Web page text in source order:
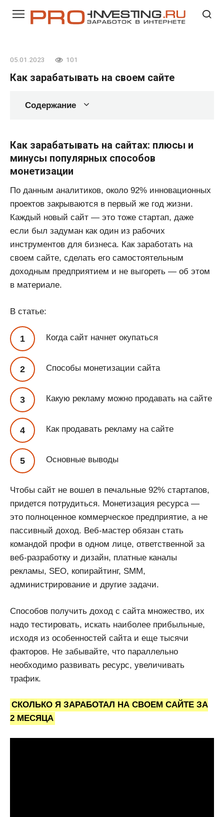
05.01.2023 101
Как зарабатывать на своем сайте
Содержание
Как зарабатывать на сайтах: плюсы и
минусы популярных способов
монетизации
По данным аналитиков, около 92% инновационных
проектов закрываются в первый же год жизни.
Каждый новый сайт — это тоже стартап, даже
если был задуман как один из рабочих
инструментов для бизнеса. Как заработать на
своем сайте, сделать его самостоятельным
доходным предприятием и не выгореть — об этом
в материале.
В статье:
Когда сайт начнет окупаться
Способы монетизации сайта
Какую рекламу можно продавать на сайте
Как продавать рекламу на сайте
Основные выводы
Чтобы сайт не вошел в печальные 92% стартапов,
придется потрудиться. Монетизация ресурса —
это полноценное коммерческое предприятие, а не
пассивный доход. Веб-мастер обязан стать
командой профи в одном лице, ответственной за
веб-разработку и дизайн, платные каналы
рекламы, SEO, копирайтинг, SMM,
администрирование и другие задачи.
Способов получить доход с сайта множество, их
надо тестировать, искать наиболее прибыльные,
исходя из особенностей сайта и еще тысячи
факторов. Не забывайте, что параллельно
необходимо развивать ресурс, увеличивать
трафик.
СКОЛЬКО Я ЗАРАБОТАЛ НА СВОЕМ САЙТЕ ЗА
2 МЕСЯЦА